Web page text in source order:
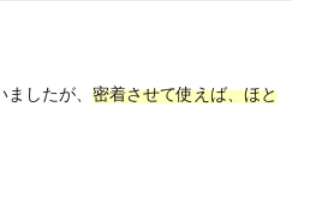
したが、 密着させて使えば、ほと